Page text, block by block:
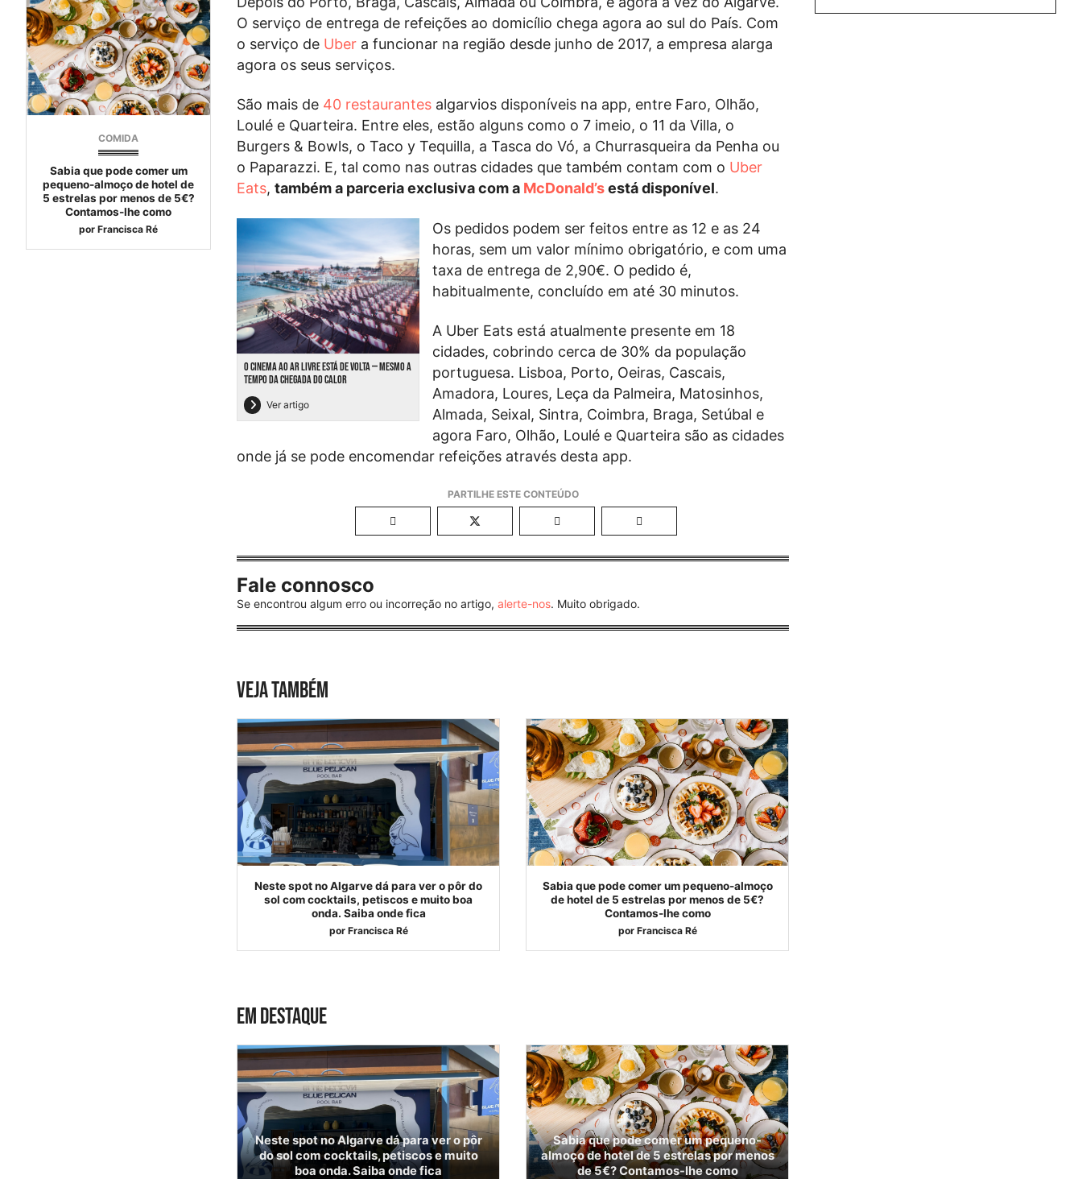
COMIDA
Sabia que pode comer um
pequeno-almoço de hotel de
5 estrelas por menos de 5€?
Contamos-lhe como
por Francisca Ré
O serviço de entrega de refeições ao domicílio chega agora ao sul do País. Com
o serviço de Uber a funcionar na região desde junho de 2017, a empresa alarga
agora os seus serviços.
São mais de 40 restaurantes algarvios disponíveis na app, entre Faro, Olhão,
Loulé e Quarteira. Entre eles, estão alguns como o 7 imeio, o 11 da Villa, o
Burgers & Bowls, o Taco y Tequilla, a Tasca do Vó, a Churrasqueira da Penha ou
o Paparazzi. E, tal como nas outras cidades que também contam com o Uber
Eats,também a parceria exclusiva com a McDonald’sestá disponível.
O CINEMA AO AR LIVRE ESTÁ DE VOLTA — MESMO A
TEMPO DA CHEGADA DO CALOR
Ver artigo
Os pedidos podem ser feitos entre as 12 e as 24
horas, sem um valor mínimo obrigatório, e com uma
taxa de entrega de 2,90€. O pedido é,
habitualmente, concluído em até 30 minutos.
A Uber Eats está atualmente presente em 18
cidades, cobrindo cerca de 30% da população
portuguesa. Lisboa, Porto, Oeiras, Cascais,
Amadora, Loures, Leça da Palmeira, Matosinhos,
Almada, Seixal, Sintra, Coimbra, Braga, Setúbal e
agora Faro, Olhão, Loulé e Quarteira são as cidades
onde já se pode encomendar refeições através desta app.
Fale connosco
Se encontrou algum erro ou incorreção no artigo,alerte-nos. Muito obrigado.
VEJA TAMBÉM
Neste spot no Algarve dá para ver o pôr do
sol com cocktails, petiscos e muito boa
onda. Saiba onde fica
por Francisca Ré
Sabia que pode comer um pequeno-almoço
de hotel de 5 estrelas por menos de 5€?
Contamos-lhe como
por Francisca Ré
EM DESTAQUE
Neste spot no Algarve dá para ver o pôr
do sol com cocktails, petiscos e muito
boa onda. Saiba onde fica
Sabia que pode comer um pequeno-
almoço de hotel de 5 estrelas por menos
de 5€? Contamos-lhe como